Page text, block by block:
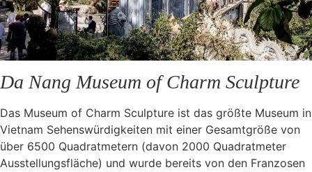
Da Nang Museum of Charm Sculpture
Das Museum of Charm Sculpture ist das größte Museum in
Vietnam Sehenswürdigkeiten mit einer Gesamtgröße von
über 6500 Quadratmetern (davon 2000 Quadratmeter
Ausstellungsfläche) und wurde bereits von den Franzosen